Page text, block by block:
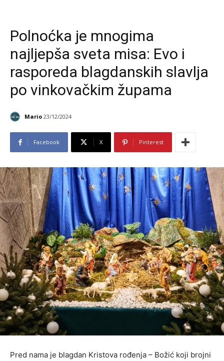
Polnoćka je mnogima
najljepša sveta misa: Evo i
rasporeda blagdanskih slavlja
po vinkovačkim župama
Mario 23/12/2024
Facebook X Pinterest
Pred nama je blagdan Kristova rođenja – Božić koji brojni